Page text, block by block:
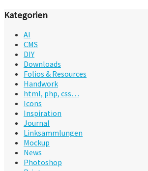
Kategorien
AI
CMS
DIY
Downloads
Folios & Resources
Handwork
html, php, css…
Icons
Inspiration
Journal
Linksammlungen
Mockup
News
Photoshop